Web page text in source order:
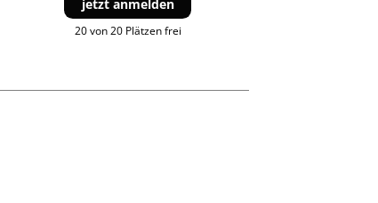
jetzt anmelden
20 von 20 Plätzen frei